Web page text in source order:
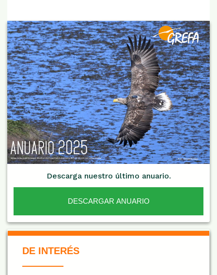
Descarga nuestro último anuario.
DESCARGAR ANUARIO
DE INTERÉS